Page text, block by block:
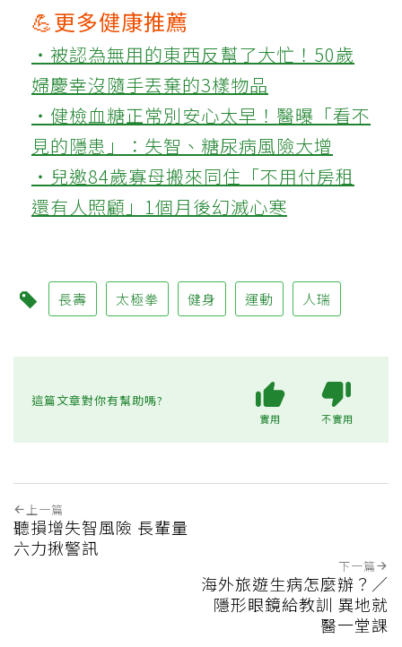
💪更多健康推薦
‧被認為無用的東西反幫了大忙！50歲
婦慶幸沒隨手丟棄的3樣物品
‧健檢血糖正常別安心太早！醫曝「看不
見的隱患」：失智、糖尿病風險大增
‧兒邀84歲寡母搬來同住「不用付房租
還有人照顧」1個月後幻滅心寒
長壽 太極拳 健身 運動 人瑞
這篇文章對你有幫助嗎?
實用 不實用
上一篇
聽損增失智風險 長輩量
六力揪警訊
下一篇
海外旅遊生病怎麼辦？／
隱形眼鏡給教訓 異地就
醫一堂課